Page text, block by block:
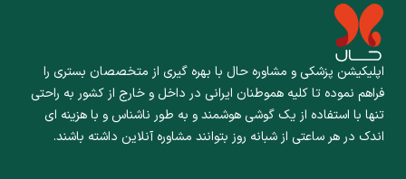
اپلیکیشن پزشکی و مشاوره حال با بهره گیری از متخصصان بستری را
فراهم نموده تا کلیه هموطنان ایرانی در داخل و خارج از کشور به راحتی
تنها با استفاده از یک گوشی هوشمند و به طور ناشناس و با هزینه ای
اندک در هر ساعتی از شبانه روز بتوانند مشاوره آنلاین داشته باشند.